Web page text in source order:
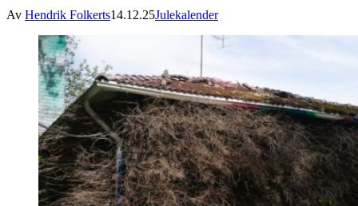
Av Hendrik Folkerts14.12.25Julekalender